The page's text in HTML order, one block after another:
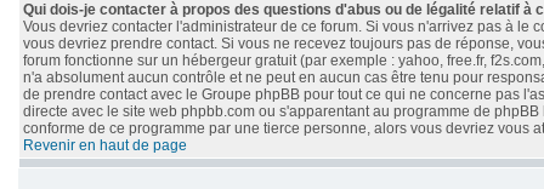
Qui dois-je contacter à propos des questions d'abus ou de légalité relatif à
Vous devriez contacter l'administrateur de ce forum. Si vous n'arrivez pas à
vous devriez prendre contact. Si vous ne recevez toujours pas de réponse,
forum fonctionne sur un hébergeur gratuit (par exemple : yahoo, free.fr,
n'a absolument aucun contrôle et ne peut en aucun cas être tenu pour
de prendre contact avec le Groupe phpBB pour tout ce qui ne concerne pas
directe avec le site web phpbb.com ou s'apparentant au programme de
conforme de ce programme par une tierce personne, alors vous devriez vous
Revenir en haut de page